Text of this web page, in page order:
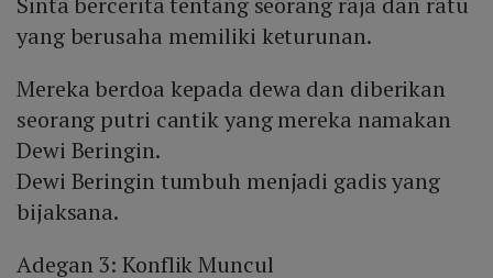
yang berusaha memiliki keturunan.
Mereka berdoa kepada dewa dan diberikan
seorang putri cantik yang mereka namakan
Dewi Beringin.
Dewi Beringin tumbuh menjadi gadis yang
bijaksana.
Adegan 3: Konflik Muncul